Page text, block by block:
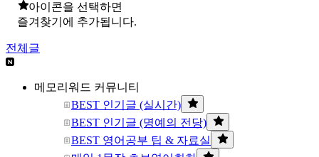
아이콘을 선택하면
즐겨찾기에 추가됩니다.
전체글
메모리워드 커뮤니티
BEST 인기글 (실시간)
BEST 인기글 (명예의 전당)
BEST 영어공부 팁 & 자료실